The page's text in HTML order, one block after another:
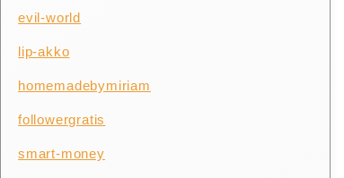
evil-world
lip-akko
homemadebymiriam
followergratis
smart-money